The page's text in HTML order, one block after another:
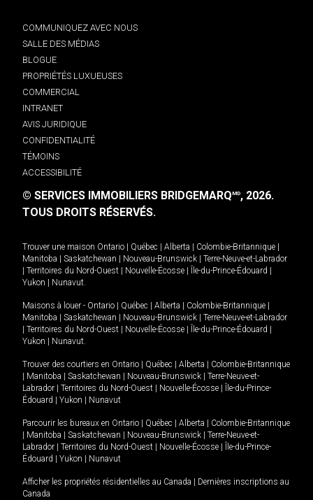
COMMUNIQUEZ AVEC NOUS
SALLE DES MÉDIAS
BLOGUE
PROPRIÉTÉS LUXUEUSES
COMMERCIAL
INTRANET
AVIS JURIDIQUE
CONFIDENTIALITÉ
TÉMOINS
ACCESSIBILITÉ
© SERVICES IMMOBILIERS BRIDGEMARQMD, 2026.
TOUS DROITS RÉSERVÉS.
Trouver une maison Ontario Québec Alberta Colombie-Britannique
Manitoba
Saskatchewan Nouveau-Brunswick
Terre-Neuve-et-Labrador
Territoires du Nord-Ouest Nouvelle-Écosse Île-du-Prince-Édouard
Yukon
Nunavut.
Maisons à louer - Ontario Québec Alberta Colombie-Britannique
Manitoba
Saskatchewan Nouveau-Brunswick
Terre-Neuve-et-Labrador
Territoires du Nord-Ouest Nouvelle-Écosse Île-du-Prince-Édouard
Yukon
Nunavut.
Trouver des courtiers en Ontario Québec Alberta
Colombie-Britannique
Manitoba Saskatchewan Nouveau-Brunswick
Terre-Neuve-et-
Labrador
Territoires du Nord-Ouest Nouvelle-Écosse
Île-du-Prince-
Édouard
Yukon Nunavut
Parcourir les bureaux en Ontario Québec Alberta
Colombie-Britannique
Manitoba Saskatchewan Nouveau-Brunswick
Terre-Neuve-et-
Labrador
Territoires du Nord-Ouest Nouvelle-Écosse
Île-du-Prince-
Édouard
Yukon Nunavut
Afficher les propriétés résidentielles au Canada
Dernières inscriptions au
Canada